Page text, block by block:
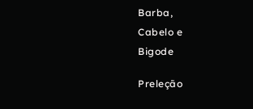
Barba,
Cabelo e
Bigode
Preleção